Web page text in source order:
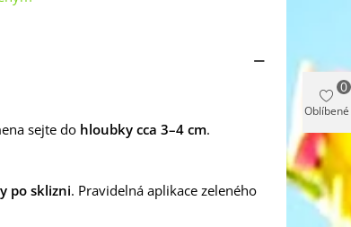
sejte do hloubky cca 3–4 cm.
po sklizni. Pravidelná aplikace zeleného
Oblíbené
0